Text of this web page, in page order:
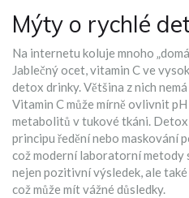
Mýty o rychlé
Na internetu koluje mnoho
Jablečný ocet, vitamin C ve
detox drinky. Většina z nich
Vitamin C může mírně ovlivnit
metabolitů v tukové tkáni.
principu ředění nebo maskování
což moderní laboratorní metody
nejen pozitivní výsledek, ale
což může mít vážné důsledky.